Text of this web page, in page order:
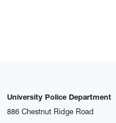
University Police Department
886 Chestnut Ridge Road